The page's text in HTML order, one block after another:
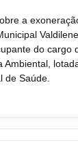
a
do cargo
Ambiental,
de Saúde.